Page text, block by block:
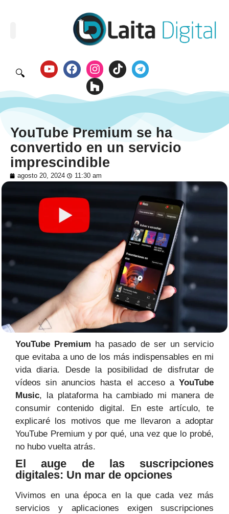
🔍
YouTube Premium se ha
convertido en un servicio
imprescindible
agosto 20, 2024 11:30 am
YouTube Premium ha pasado de ser un servicio
que evitaba a uno de los más indispensables en mi
vida diaria. Desde la posibilidad de disfrutar de
vídeos sin anuncios hasta el acceso a YouTube
Music, la plataforma ha cambiado mi manera de
consumir contenido digital. En este artículo, te
explicaré los motivos que me llevaron a adoptar
YouTube Premium y por qué, una vez que lo probé,
no hubo vuelta atrás.
El auge de las suscripciones
digitales: Un mar de opciones
Vivimos en una época en la que cada vez más
servicios y aplicaciones exigen suscripciones